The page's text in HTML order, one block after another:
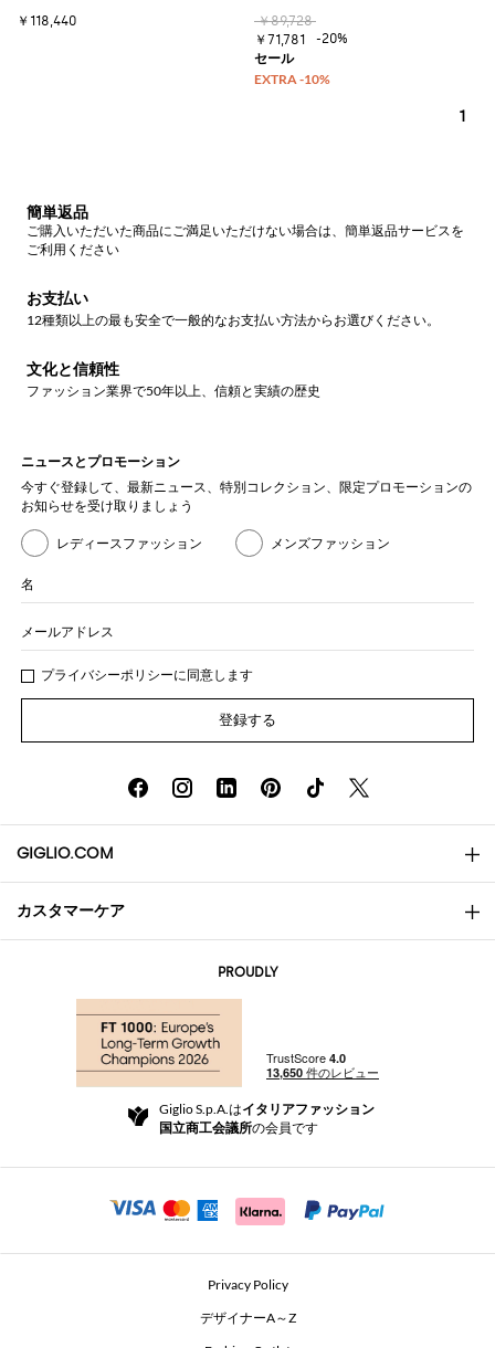
￥118,440
￥89,728
￥71,781
-20%
1
簡単返品
ご購入いただいた商品にご満足いただけない場合は、簡単返品サービスを
ご利用ください
お支払い
12種類以上の最も安全で一般的なお支払い方法からお選びください。
文化と信頼性
ファッション業界で50年以上、信頼と実績の歴史
ニュースとプロモーション
今すぐ登録して、最新ニュース、特別コレクション、限定プロモーションの
お知らせを受け取りましょう
レディースファッション メンズファッション
名
メールアドレス
プライバシーポリシーに同意します
登録する
GIGLIO.COM
会社概要
Community Store
Beauty Seekers VIP Club
カスタマーケア
返品と返金
For a safe shopping experience
Security Communication
PROUDLY
Giglio S.p.A.はイタリアファッション
国立商工会議所の会員です
Privacy Policy
デザイナーA～Z